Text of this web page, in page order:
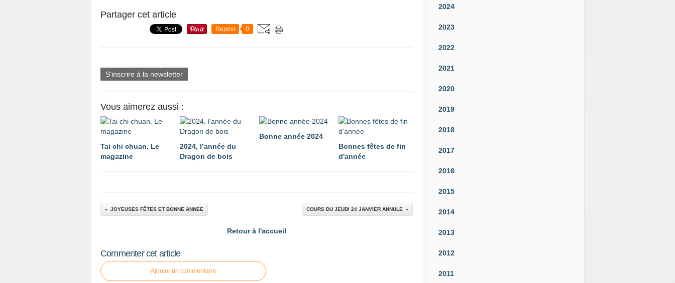
Partager cet article
Repost 0
S'inscrire à la newsletter
Vous aimerez aussi :
Tai chi chuan. Le
magazine
2024, l’année du
Dragon de bois
Bonne année 2024
Bonnes fêtes de fin
d'année
JOYEUSES FÊTES ET BONNE ANNEE COURS DU JEUDI 24 JANVIER ANNULE
Retour à l'accueil
Commenter cet article
Ajouter un commentaire
2024
2023
2022
2021
2020
2019
2018
2017
2016
2015
2014
2013
2012
2011